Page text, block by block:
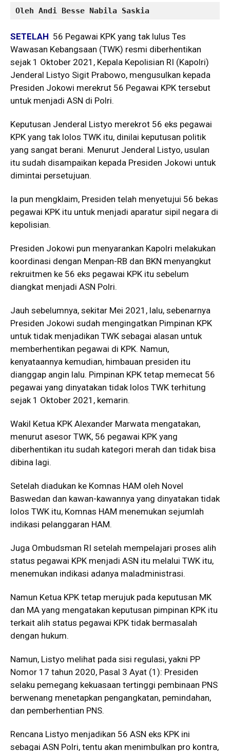
Oleh Andi Besse Nabila Saskia
SETELAH 56 Pegawai KPK yang tak lulus Tes
Wawasan Kebangsaan (TWK) resmi diberhentikan
sejak 1 Oktober 2021, Kepala Kepolisian RI (Kapolri)
Jenderal Listyo Sigit Prabowo, mengusulkan kepada
Presiden Jokowi merekrut 56 Pegawai KPK tersebut
untuk menjadi ASN di Polri.
Keputusan Jenderal Listyo merekrot 56 eks pegawai
KPK yang tak lolos TWK itu, dinilai keputusan politik
yang sangat berani. Menurut Jenderal Listyo, usulan
itu sudah disampaikan kepada Presiden Jokowi untuk
dimintai persetujuan.
Ia pun mengklaim, Presiden telah menyetujui 56 bekas
pegawai KPK itu untuk menjadi aparatur sipil negara di
kepolisian.
Presiden Jokowi pun menyarankan Kapolri melakukan
koordinasi dengan Menpan-RB dan BKN menyangkut
rekruitmen ke 56 eks pegawai KPK itu sebelum
diangkat menjadi ASN Polri.
Jauh sebelumnya, sekitar Mei 2021, lalu, sebenarnya
Presiden Jokowi sudah mengingatkan Pimpinan KPK
untuk tidak menjadikan TWK sebagai alasan untuk
memberhentikan pegawai di KPK. Namun,
kenyataannya kemudian, himbauan presiden itu
dianggap angin lalu. Pimpinan KPK tetap memecat 56
pegawai yang dinyatakan tidak lolos TWK terhitung
sejak 1 Oktober 2021, kemarin.
Wakil Ketua KPK Alexander Marwata mengatakan,
menurut asesor TWK, 56 pegawai KPK yang
diberhentikan itu sudah kategori merah dan tidak bisa
dibina lagi.
Setelah diadukan ke Komnas HAM oleh Novel
Baswedan dan kawan-kawannya yang dinyatakan tidak
lolos TWK itu, Komnas HAM menemukan sejumlah
indikasi pelanggaran HAM.
Juga Ombudsman RI setelah mempelajari proses alih
status pegawai KPK menjadi ASN itu melalui TWK itu,
menemukan indikasi adanya maladministrasi.
Namun Ketua KPK tetap merujuk pada keputusan MK
dan MA yang mengatakan keputusan pimpinan KPK itu
terkait alih status pegawai KPK tidak bermasalah
dengan hukum.
Namun, Listyo melihat pada sisi regulasi, yakni PP
Nomor 17 tahun 2020, Pasal 3 Ayat (1): Presiden
selaku pemegang kekuasaan tertinggi pembinaan PNS
berwenang menetapkan pengangkatan, pemindahan,
dan pemberhentian PNS.
Rencana Listyo menjadikan 56 ASN eks KPK ini
sebagai ASN Polri, tentu akan menimbulkan pro kontra,